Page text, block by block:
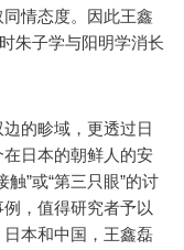
情态度。因此王鑫
朱子学与阳明学消长
的畛域，更透过日
日本的朝鲜人的安
”或“第三只眼”的讨
，值得研究者予以
本和中国，王鑫磊